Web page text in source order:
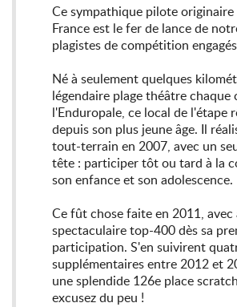
Ce sympathique pilote originaire
France est le fer de lance de
plagistes de compétition
Né à seulement quelques
légendaire plage théâtre chaque
l'Enduropale, ce local de l'étape
depuis son plus jeune âge. Il
tout-terrain en 2007, avec un
tête : participer tôt ou tard à la
son enfance et son adolescence.
Ce fût chose faite en 2011, avec
spectaculaire top-400 dès sa
participation. S'en suivirent
supplémentaires entre 2012 et
une splendide 126e place
excusez du peu !